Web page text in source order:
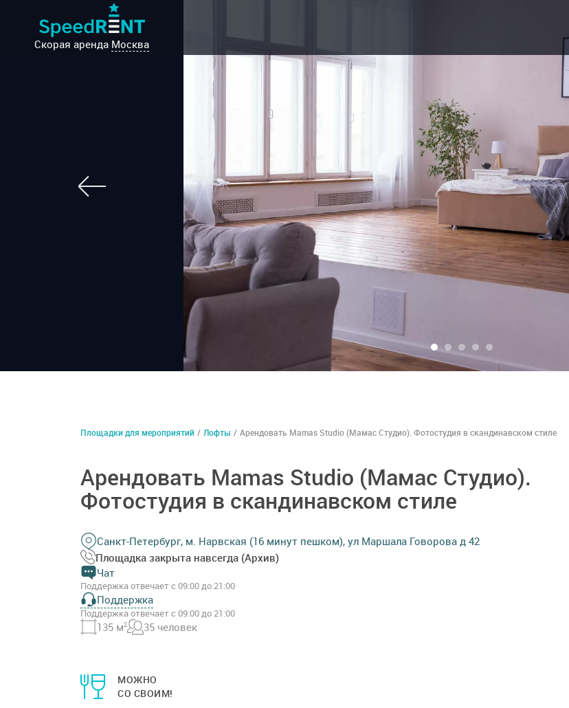
Скорая аренда Москва
Площадки для мероприятий / Лофты / Арендовать Mamas Studio (Мамас Студио). Фотостудия в скандинавском стиле
Арендовать Mamas Studio (Мамас Студио).
Фотостудия в скандинавском стиле
Санкт-Петербург, м. Нарвская (16 минут пешком), ул Маршала Говорова д 42
Площадка закрыта навсегда (Архив)
Чат
Поддержка отвечает с 09:00 до 21:00
Поддержка
Поддержка отвечает с 09:00 до 21:00
135 м2 35 человек
МОЖНО
СО СВОИМ!